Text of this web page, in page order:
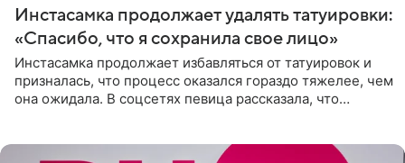
Инстасамка продолжает удалять татуировки:
«Спасибо, что я сохранила свое лицо»
Инстасамка продолжает избавляться от татуировок и
призналась, что процесс оказался гораздо тяжелее, чем
она ожидала. В соцсетях певица рассказала, что